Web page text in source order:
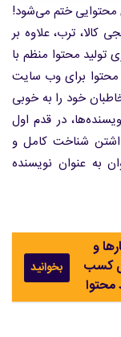
محتوایی ختم می‌شود!
ترب، علاوه بر
تولید محتوا منظم با
برای وب سایت
خود را به خوبی
در قدم اول
شناخت کامل و
به عنوان نویسنده
و
کسب
محتوا
بخوانید